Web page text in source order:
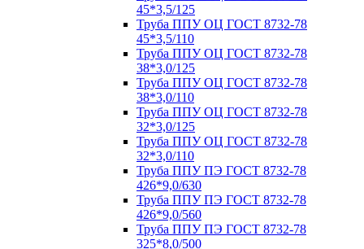
45*3,5/125
Труба ППУ ОЦ ГОСТ 8732-78
45*3,5/110
Труба ППУ ОЦ ГОСТ 8732-78
38*3,0/125
Труба ППУ ОЦ ГОСТ 8732-78
38*3,0/110
Труба ППУ ОЦ ГОСТ 8732-78
32*3,0/125
Труба ППУ ОЦ ГОСТ 8732-78
32*3,0/110
Труба ППУ ПЭ ГОСТ 8732-78
426*9,0/630
Труба ППУ ПЭ ГОСТ 8732-78
426*9,0/560
Труба ППУ ПЭ ГОСТ 8732-78
325*8,0/500